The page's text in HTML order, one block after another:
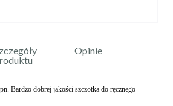
Opinie
Bardzo dobrej jakości szczotka do ręcznego